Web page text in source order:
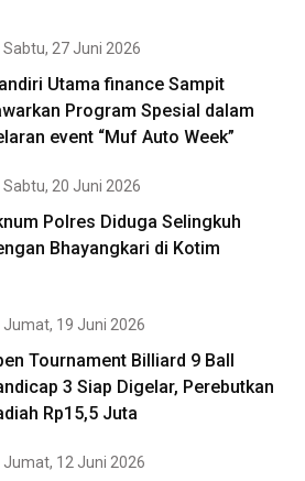
Sabtu, 27 Juni 2026
Utama finance Sampit
Program Spesial dalam
event “Muf Auto Week”
Sabtu, 20 Juni 2026
Polres Diduga Selingkuh
Bhayangkari di Kotim
Jumat, 19 Juni 2026
Tournament Billiard 9 Ball
3 Siap Digelar, Perebutkan
Rp15,5 Juta
Jumat, 12 Juni 2026